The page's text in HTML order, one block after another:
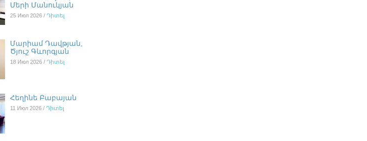
Մերի Մանուկյան
25 Июл 2026 / Դիտել
Մարիամ Դավթյան,
Ծյուշ Գևորգյան
18 Июл 2026 / Դիտել
Հեղինե Բաբայան
11 Июл 2026 / Դիտել